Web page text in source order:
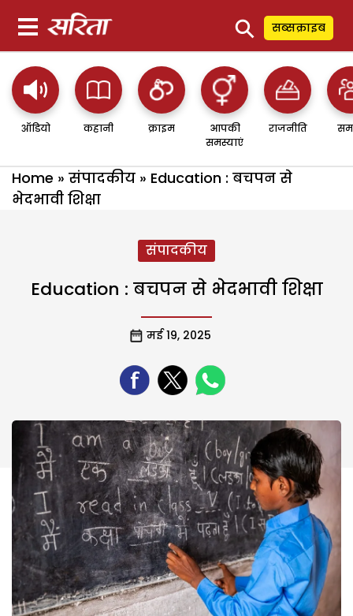
⚲ सब्सक्राइब
ऑडियो कहानी क्राइम
आपकी
समस्याएं
राजनीति
Home » संपादकीय » Education : बचपन से
भेदभावी शिक्षा
संपादकीय
Education : बचपन से भेदभावी शिक्षा
मई 19, 2025